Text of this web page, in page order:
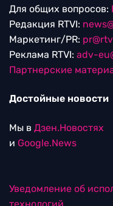
Для общих вопросов:
Редакция RTVI:
Маркетинг/PR:
Реклама RTVI: adv-
Партнерские
Достойные новости
Мы в Дзен.Новостях
и Google.News
Уведомление об
технологий